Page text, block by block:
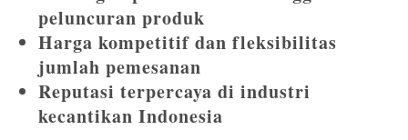
peluncuran produk
Harga kompetitif dan fleksibilitas
jumlah pemesanan
Reputasi terpercaya di industri
kecantikan Indonesia